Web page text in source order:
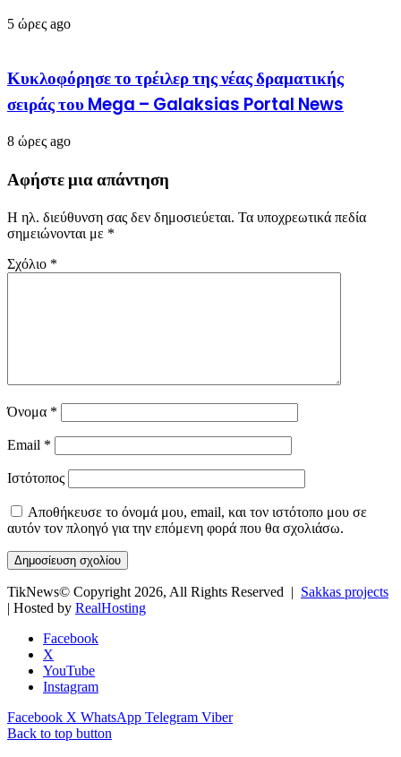
5 ώρες ago
Κυκλοφόρησε το τρέιλερ της νέας δραματικής
σειράς του Mega – Galaksias Portal News
8 ώρες ago
Αφήστε μια απάντηση
Η ηλ. διεύθυνση σας δεν δημοσιεύεται. Τα υποχρεωτικά πεδία
σημειώνονται με *
Σχόλιο *
Όνομα *
Email *
Ιστότοπος
Αποθήκευσε το όνομά μου, email, και τον ιστότοπο μου σε
αυτόν τον πλοηγό για την επόμενη φορά που θα σχολιάσω.
TikNews© Copyright 2026, All Rights Reserved | Sakkas projects
| Hosted by RealHosting
Facebook
X
YouTube
Instagram
Facebook X WhatsApp Telegram Viber
Back to top button